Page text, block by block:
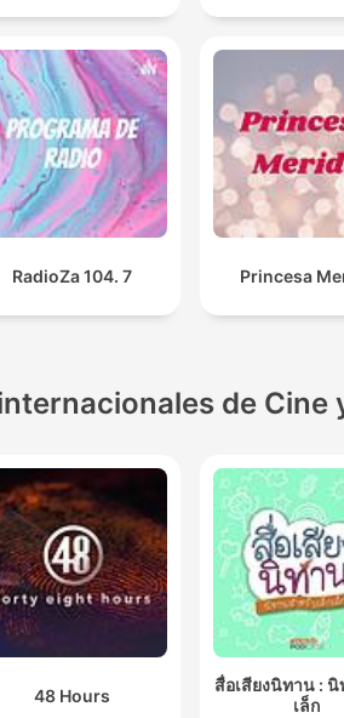
RadioZa 104. 7 Princesa
de Cine
48 Hours
สื่อเสียงนิทาน : นิ
เล็ก